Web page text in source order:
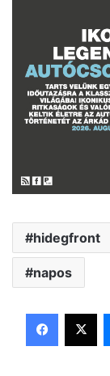
hidegfront
napos
Facebook
X